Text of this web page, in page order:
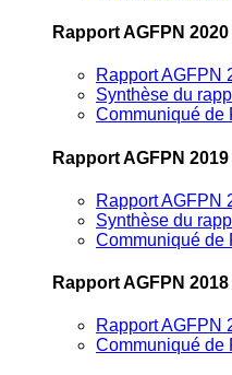
Rapport AGFPN 2020
Rapport AGFPN
Synthèse du
Communiqué de
Rapport AGFPN 2019
Rapport AGFPN
Synthèse du
Communiqué de
Rapport AGFPN 2018
Rapport AGFPN
Communiqué de